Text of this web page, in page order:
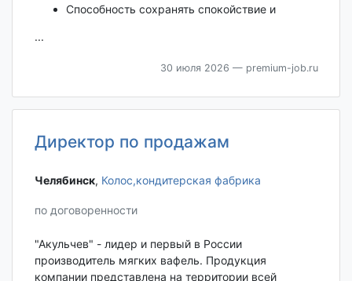
Способность сохранять спокойствие и
...
30 июля 2026 — premium-job.ru
Директор по продажам
Челябинск‎, Колос,кондитерская фабрика
по договоренности
"Акульчев" - лидер и первый в России
производитель мягких вафель. Продукция
компании представлена на территории всей